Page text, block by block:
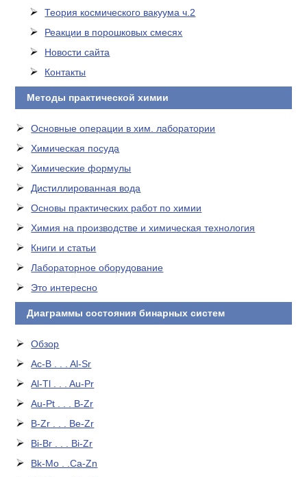
Теория космического вакуума ч.2
Реакции в порошковых смесях
Новости сайта
Контакты
Методы практической химии
Основные операции в хим. лаборатории
Химическая посуда
Химические формулы
Дистиллированная вода
Основы практических работ по химии
Химия на производстве и химическая технология
Книги и статьи
Лабораторное оборудование
Это интересно
Диаграммы состояния бинарных систем
Обзор
Ac-B . . . Al-Sr
Al-Tl . . . Au-Pr
Au-Pt . . . B-Zr
B-Zr . . . Be-Zr
Bi-Br . . . Bi-Zr
Bk-Mo . .Ca-Zn